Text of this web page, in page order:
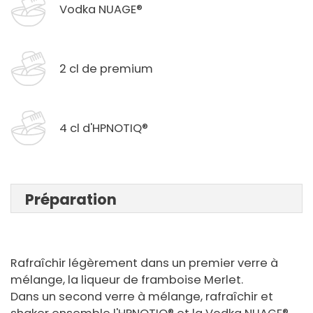
Vodka NUAGE®
2 cl de premium
4 cl d'HPNOTIQ®
Préparation
Rafraîchir légèrement dans un premier verre à
mélange, la liqueur de framboise Merlet.
Dans un second verre à mélange, rafraîchir et